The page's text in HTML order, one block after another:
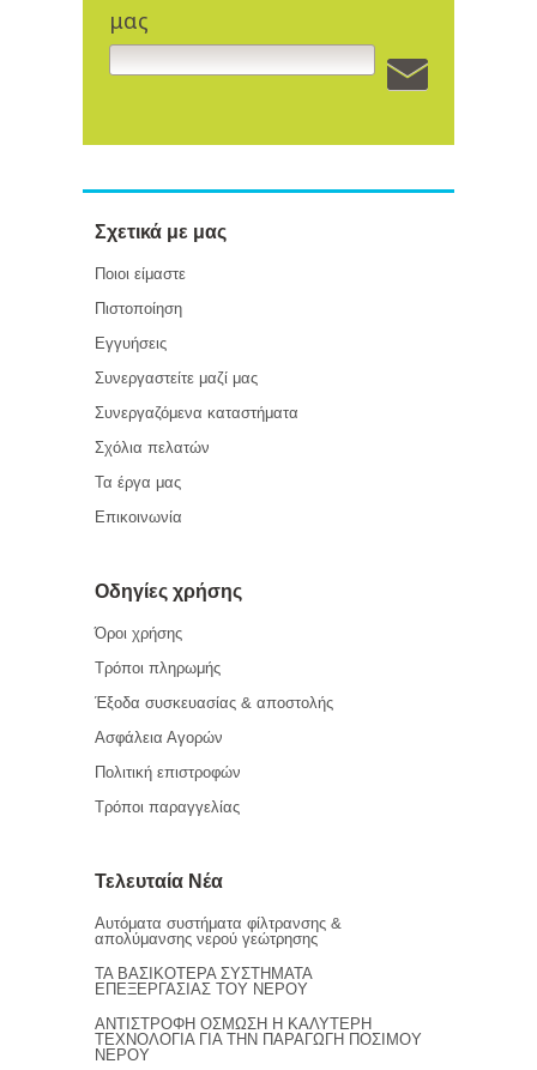
μας
Σχετικά με μας
Ποιοι είμαστε
Πιστοποίηση
Εγγυήσεις
Συνεργαστείτε μαζί μας
Συνεργαζόμενα καταστήματα
Σχόλια πελατών
Τα έργα μας
Επικοινωνία
Οδηγίες χρήσης
Όροι χρήσης
Τρόποι πληρωμής
Έξοδα συσκευασίας & αποστολής
Ασφάλεια Αγορών
Πολιτική επιστροφών
Τρόποι παραγγελίας
Τελευταία Νέα
Αυτόματα συστήματα φίλτρανσης &
απολύμανσης νερού γεώτρησης
ΤΑ ΒΑΣΙΚΟΤΕΡΑ ΣΥΣΤΗΜΑΤΑ
ΕΠΕΞΕΡΓΑΣΙΑΣ ΤΟΥ ΝΕΡΟΥ
ΑΝΤΙΣΤΡΟΦΗ ΟΣΜΩΣΗ Η ΚΑΛΥΤΕΡΗ
ΤΕΧΝΟΛΟΓΙΑ ΓΙΑ ΤΗΝ ΠΑΡΑΓΩΓΗ ΠΟΣΙΜΟΥ
ΝΕΡΟΥ